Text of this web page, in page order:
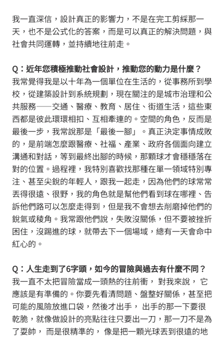
我一直深信，設計真正的影響力，不是在完工剪綵那一
天，也不是公式化的答案，而是可以真正的解決問題，與
社會共同運轉，並持續地往前走。
Q：近年您積極推動社會設計，推動您的動力是什麼？
我常覺得我是以十年為一個單位在生活的，從事務所到學
校，從建築設計到系統規劃，現在關注的是城市治理和公
共服務——交通、醫療、教育、居住、街道生活，這些東
西都是彼此環環相扣、互相牽連的。空間的角色，反而是
最後一步，我常說那是「最後一腳」。真正決定事情成敗
的，是前端怎麼跟醫療、社福、產業、政府各個面向建立
溝通和對話，等到最終出腳的時候，那顆球才會穩穩落在
對的位置。過程裡，我特別喜歡找那種在單一領域特別專
注、甚至尖銳的年輕人，跟我一起走，因為他們的球常常
丟得很遠、很野，我的角色就是幫他們看到球在哪裡、告
訴他們路可以怎麼走得到，但是我不會想去削磨掉他們的
銳氣或稜角。我常跟他們說，失敗沒關係，但不要被挫折
困住，沒踢進的球，就帶去下一個場域，總有一天會命中
紅心的。
Q：人生走到了6字頭，如今的冒險與過去有什麼不同？
我一直不太把冒險當成一頭熱的往前衝， 對我來說， 它
應該是有準備的。你要先看清問題、盤整好關係，甚至把
可能的風險放進口袋，然後才出手， 出手的那一下要很
乾脆，就像做設計的亮點往往只要出一刀，那一刀不是為
了耍帥， 而是很精準的， 像是把一顆光球丟到很遠的地